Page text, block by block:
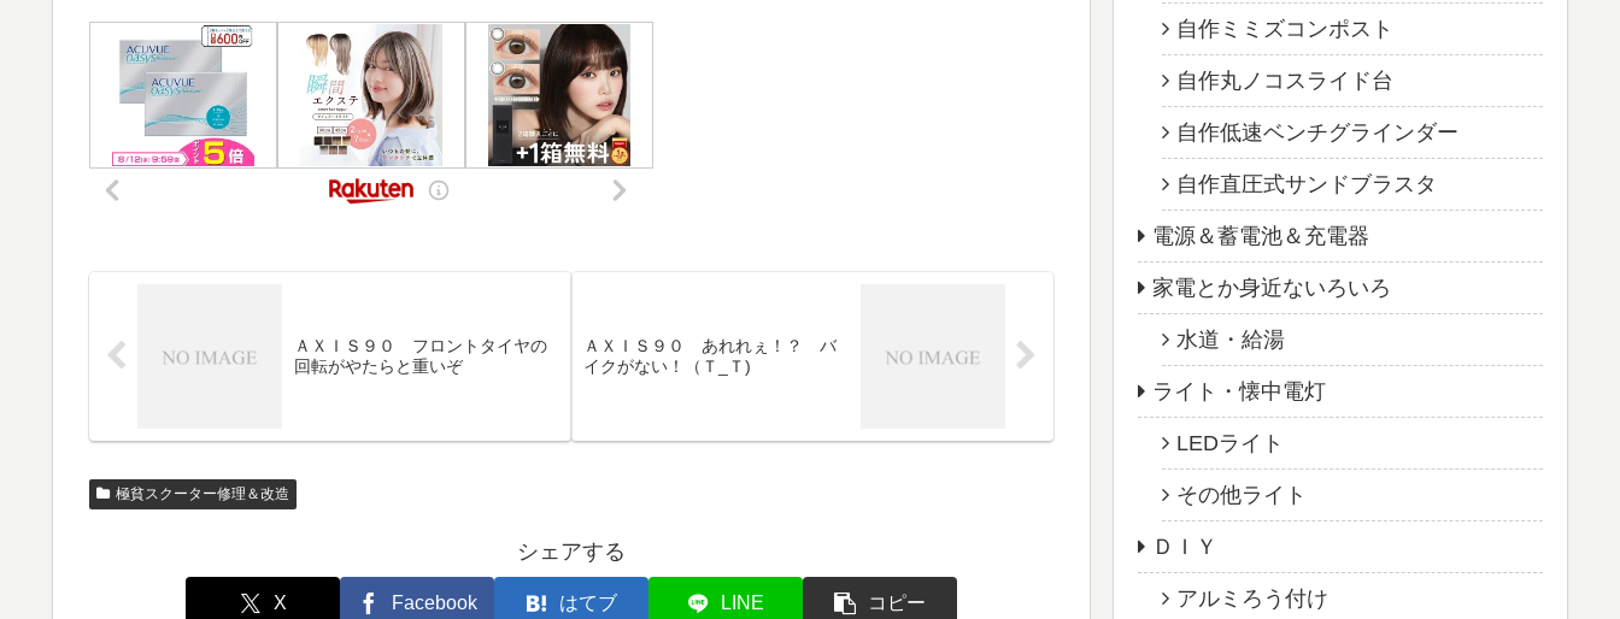
ＡＸＩＳ９０ フロントタイヤの
回転がやたらと重いぞ
ＡＸＩＳ９０ あれれぇ！？ バ
イクがない！（Ｔ_Ｔ)
極貧スクーター修理＆改造
シェアする
X Facebook はてブ LINE コピー
自作ミミズコンポスト
自作丸ノコスライド台
自作低速ベンチグラインダー
自作直圧式サンドブラスタ
電源＆蓄電池＆充電器
家電とか身近ないろいろ
水道・給湯
ライト・懐中電灯
LEDライト
その他ライト
ＤＩＹ
アルミろう付け